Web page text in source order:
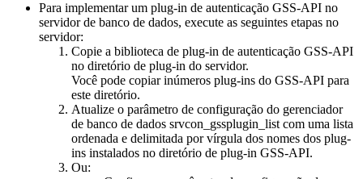
Para implementar um plug-in de autenticação GSS-API no
servidor de banco de dados, execute as seguintes etapas no
servidor:
Copie a biblioteca de plug-in de autenticação GSS-API
no diretório de plug-in do servidor.
Você pode copiar inúmeros plug-ins do GSS-API para
este diretório.
Atualize o parâmetro de configuração do gerenciador
de banco de dados srvcon_gssplugin_listcom uma lista
ordenada e delimitada por vírgula dos nomes dos plug-
ins instalados no diretório de plug-in GSS-API.
Ou: